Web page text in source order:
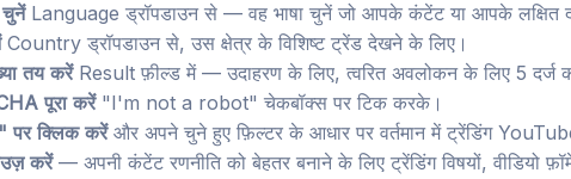
चुनेंLanguage ड्रॉपडाउन से — वह भाषा चुनें जो आपके कंटेंट या आपके लक्षित
Country ड्रॉपडाउन से, उस क्षेत्र के विशिष्ट ट्रेंड देखने के लिए।
तय करेंResult फ़ील्ड में — उदाहरण के लिए, त्वरित अवलोकन के लिए 5 दर्ज
पूरा करें"I'm not a robot" चेकबॉक्स पर टिक करके।
पर क्लिक करेंऔर अपने चुने हुए फ़िल्टर के आधार पर वर्तमान में ट्रेंडिंग
करें— अपनी कंटेंट रणनीति को बेहतर बनाने के लिए ट्रेंडिंग विषयों, वीडियो